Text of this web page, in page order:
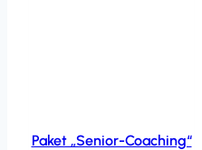
Paket „Senior-Coaching“